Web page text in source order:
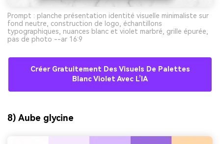
Prompt : planche présentation identité visuelle minimaliste sur
fond neutre, construction de logo, échantillons
typographiques, nuances blanc et violet marbré, grille épurée,
pas de photo --ar 16:9
Créer Gratuitement Des Visuels De Palettes
Blanc Violet Avec L’IA
8) Aube glycine